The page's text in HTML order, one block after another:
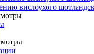
вислоухого